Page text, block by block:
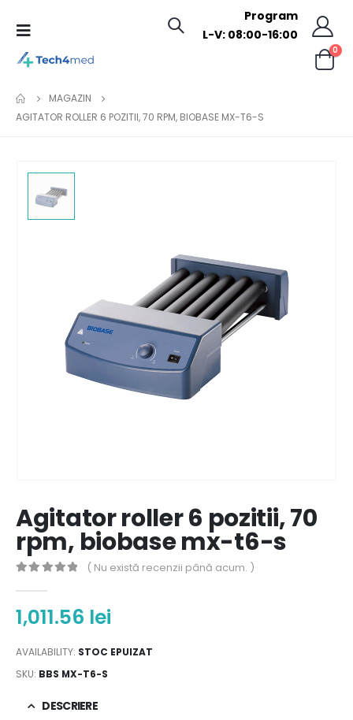
Program
L-V: 08:00-16:00
0
MAGAZIN
AGITATOR ROLLER 6 POZITII, 70 RPM, BIOBASE MX-T6-S
Agitator roller 6 pozitii, 70
rpm, biobase mx-t6-s
( Nu există recenzii până acum. )
1,011.56 lei
AVAILABILITY: STOC EPUIZAT
SKU: BBS MX-T6-S
DESCRIERE